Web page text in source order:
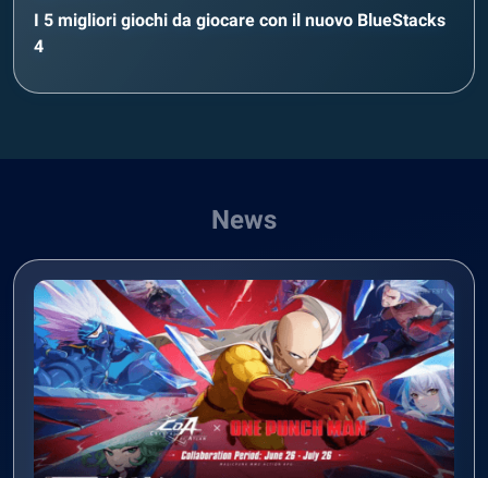
I 5 migliori giochi da giocare con il nuovo BlueStacks
4
News